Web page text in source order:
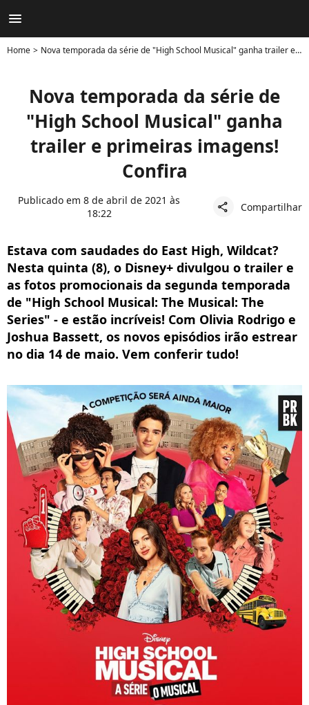
menu
Home Nova temporada da série de "High School Musical" ganha trailer e primeiras imagens! Confira
Nova temporada da série de
"High School Musical" ganha
trailer e primeiras imagens!
Confira
Publicado em 8 de abril de 2021 às
18:22
share Compartilhar
Estava com saudades do East High, Wildcat?
Nesta quinta (8), o Disney+ divulgou o trailer e
as fotos promocionais da segunda temporada
de "High School Musical: The Musical: The
Series" - e estão incríveis! Com Olivia Rodrigo e
Joshua Bassett, os novos episódios irão estrear
no dia 14 de maio. Vem conferir tudo!